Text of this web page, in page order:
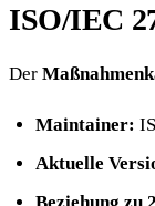
ISO/IEC
Der
Maintainer:
Aktuelle